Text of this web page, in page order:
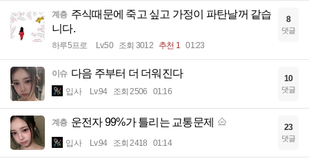
계층 주식때문에 죽고 싶고 가정이 파탄날꺼 같습
니다.
하루5프로 Lv.50 조회 3012 추천 1 01:23
8
댓글
이슈 다음 주부터 더 더워진다
입사 Lv.94 조회 2506 01:16
10
댓글
계층 운전자 99%가 틀리는 교통문제
입사 Lv.94 조회 2418 01:14
23
댓글